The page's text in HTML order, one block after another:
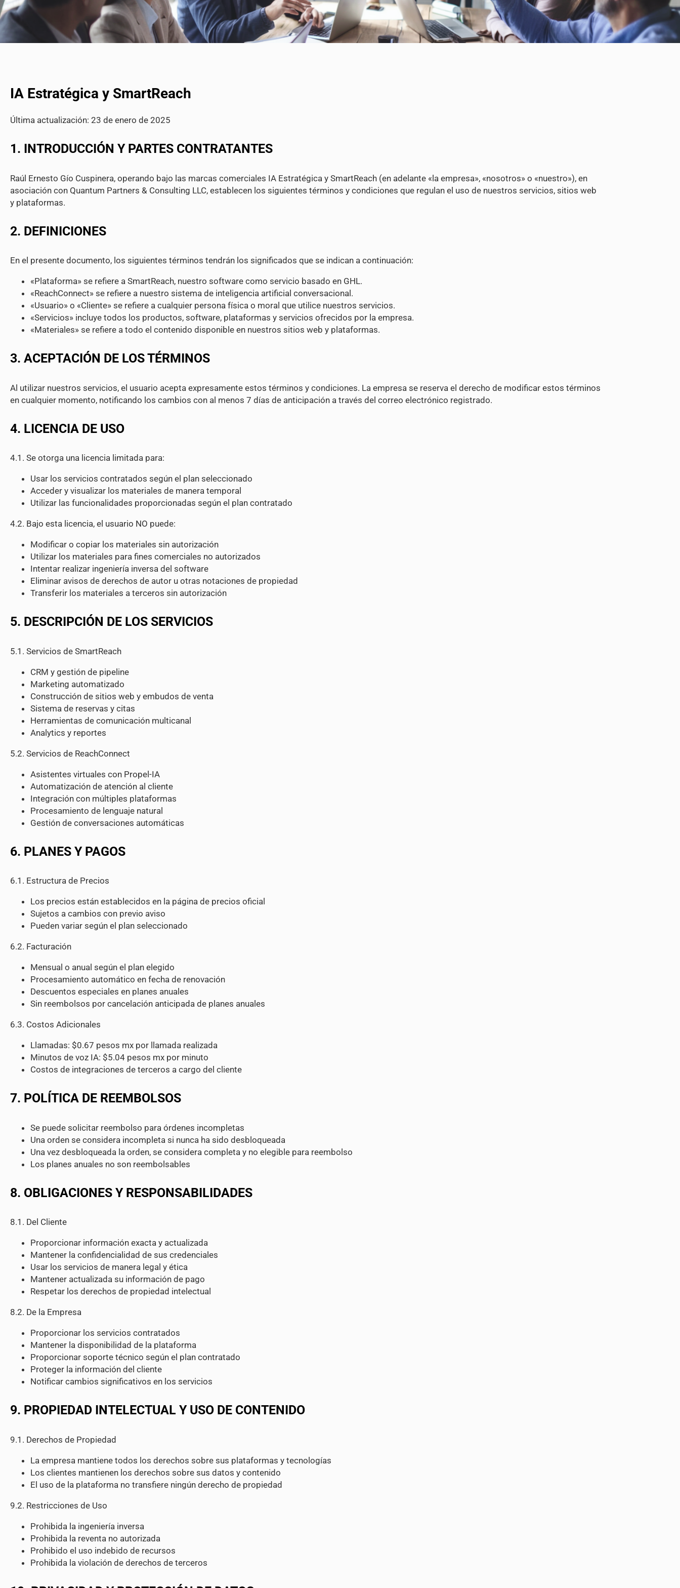
IA Estratégica y SmartReach
Última actualización: 23 de enero de 2025
1. INTRODUCCIÓN Y PARTES CONTRATANTES
Raúl Ernesto Gío Cuspinera, operando bajo las marcas comerciales IA Estratégica y SmartReach (en adelante «la empresa», «nosotros» o «nuestro»), en
asociación con Quantum Partners & Consulting LLC, establecen los siguientes términos y condiciones que regulan el uso de nuestros servicios, sitios web
y plataformas.
2. DEFINICIONES
En el presente documento, los siguientes términos tendrán los significados que se indican a continuación:
«Plataforma» se refiere a SmartReach, nuestro software como servicio basado en GHL.
«ReachConnect» se refiere a nuestro sistema de inteligencia artificial conversacional.
«Usuario» o «Cliente» se refiere a cualquier persona física o moral que utilice nuestros servicios.
«Servicios» incluye todos los productos, software, plataformas y servicios ofrecidos por la empresa.
«Materiales» se refiere a todo el contenido disponible en nuestros sitios web y plataformas.
3. ACEPTACIÓN DE LOS TÉRMINOS
Al utilizar nuestros servicios, el usuario acepta expresamente estos términos y condiciones. La empresa se reserva el derecho de modificar estos términos
en cualquier momento, notificando los cambios con al menos 7 días de anticipación a través del correo electrónico registrado.
4. LICENCIA DE USO
4.1. Se otorga una licencia limitada para:
Usar los servicios contratados según el plan seleccionado
Acceder y visualizar los materiales de manera temporal
Utilizar las funcionalidades proporcionadas según el plan contratado
4.2. Bajo esta licencia, el usuario NO puede:
Modificar o copiar los materiales sin autorización
Utilizar los materiales para fines comerciales no autorizados
Intentar realizar ingeniería inversa del software
Eliminar avisos de derechos de autor u otras notaciones de propiedad
Transferir los materiales a terceros sin autorización
5. DESCRIPCIÓN DE LOS SERVICIOS
5.1. Servicios de SmartReach
CRM y gestión de pipeline
Marketing automatizado
Construcción de sitios web y embudos de venta
Sistema de reservas y citas
Herramientas de comunicación multicanal
Analytics y reportes
5.2. Servicios de ReachConnect
Asistentes virtuales con Propel-IA
Automatización de atención al cliente
Integración con múltiples plataformas
Procesamiento de lenguaje natural
Gestión de conversaciones automáticas
6. PLANES Y PAGOS
6.1. Estructura de Precios
Los precios están establecidos en la página de precios oficial
Sujetos a cambios con previo aviso
Pueden variar según el plan seleccionado
6.2. Facturación
Mensual o anual según el plan elegido
Procesamiento automático en fecha de renovación
Descuentos especiales en planes anuales
Sin reembolsos por cancelación anticipada de planes anuales
6.3. Costos Adicionales
Llamadas: $0.67 pesos mx por llamada realizada
Minutos de voz IA: $5.04 pesos mx por minuto
Costos de integraciones de terceros a cargo del cliente
7. POLÍTICA DE REEMBOLSOS
Se puede solicitar reembolso para órdenes incompletas
Una orden se considera incompleta si nunca ha sido desbloqueada
Una vez desbloqueada la orden, se considera completa y no elegible para reembolso
Los planes anuales no son reembolsables
8. OBLIGACIONES Y RESPONSABILIDADES
8.1. Del Cliente
Proporcionar información exacta y actualizada
Mantener la confidencialidad de sus credenciales
Usar los servicios de manera legal y ética
Mantener actualizada su información de pago
Respetar los derechos de propiedad intelectual
8.2. De la Empresa
Proporcionar los servicios contratados
Mantener la disponibilidad de la plataforma
Proporcionar soporte técnico según el plan contratado
Proteger la información del cliente
Notificar cambios significativos en los servicios
9. PROPIEDAD INTELECTUAL Y USO DE CONTENIDO
9.1. Derechos de Propiedad
La empresa mantiene todos los derechos sobre sus plataformas y tecnologías
Los clientes mantienen los derechos sobre sus datos y contenido
El uso de la plataforma no transfiere ningún derecho de propiedad
9.2. Restricciones de Uso
Prohibida la ingeniería inversa
Prohibida la reventa no autorizada
Prohibido el uso indebido de recursos
Prohibida la violación de derechos de terceros